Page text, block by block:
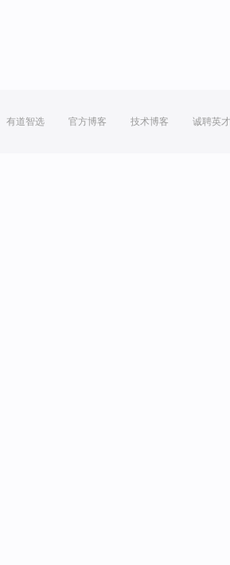
有道智选 官方博客 技术博客 诚聘英才